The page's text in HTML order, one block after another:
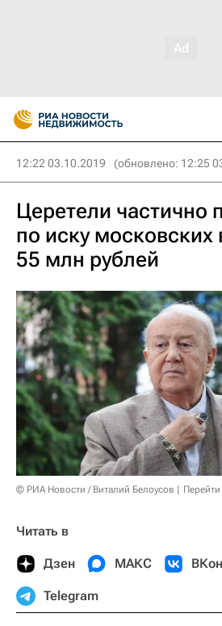
12:22 03.10.2019 (обновлено: 12:25
Церетели частично
по иску московских
55 млн рублей
© РИА Новости / Виталий Белоусов
Читать в
Дзен МАКС
Telegram